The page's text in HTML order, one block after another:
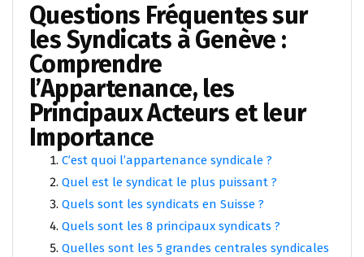
Questions Fréquentes sur
les Syndicats à Genève :
Comprendre
l’Appartenance, les
Principaux Acteurs et leur
Importance
C’est quoi l’appartenance syndicale ?
Quel est le syndicat le plus puissant ?
Quels sont les syndicats en Suisse ?
Quels sont les 8 principaux syndicats ?
Quelles sont les 5 grandes centrales syndicales